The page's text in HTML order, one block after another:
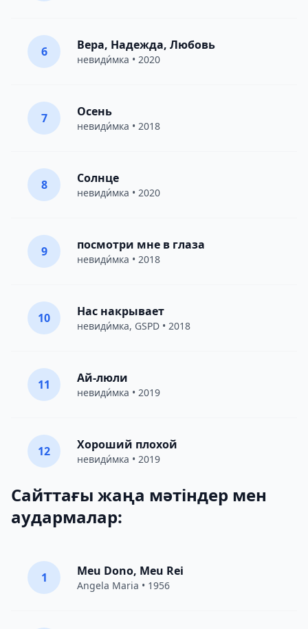
6 Вера, Надежда, Любовь
невиди́мка • 2020
7 Осень
невиди́мка • 2018
8 Солнце
невиди́мка • 2020
9 посмотри мне в глаза
невиди́мка • 2018
10 Нас накрывает
невиди́мка, GSPD • 2018
11 Ай-люли
невиди́мка • 2019
12 Хороший плохой
невиди́мка • 2019
Сайттағы жаңа мәтіндер мен
аудармалар:
1 Meu Dono, Meu Rei
Angela Maria • 1956